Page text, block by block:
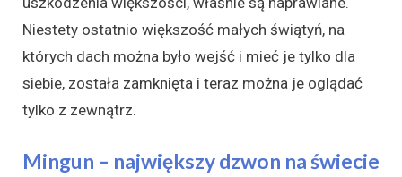
Niestety ostatnio większość małych świątyń, na
których dach można było wejść i mieć je tylko dla
siebie, została zamknięta i teraz można je oglądać
tylko z zewnątrz.
Mingun – największy dzwon na świecie